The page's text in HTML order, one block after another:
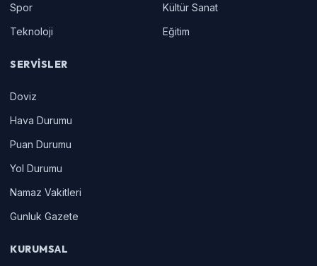
Spor
Kültür Sanat
Teknoloji
Eğitim
SERVISLER
Doviz
Hava Durumu
Puan Durumu
Yol Durumu
Namaz Vakitleri
Gunluk Gazete
KURUMSAL